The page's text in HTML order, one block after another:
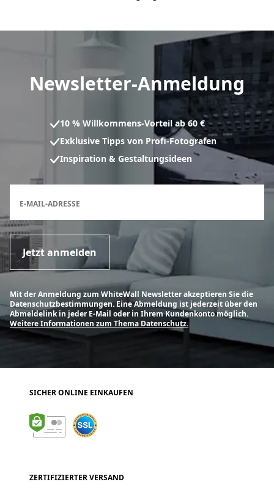
Newsletter-Anmeldung
10 % Willkommens-Vorteil ab 60 €
Exklusive Tipps von Profi-Fotografen
Inspiration & Gestaltungsideen
E-MAIL-ADRESSE
Jetzt anmelden
Mit der Anmeldung zum WhiteWall Newsletter akzeptieren Sie die
Datenschutzbestimmungen. Eine Abmeldung ist jederzeit über den
Abmeldelink in jeder E-Mail oder in Ihrem Kundenkonto möglich.
Weitere Informationen zum Thema Datenschutz.
SICHER ONLINE EINKAUFEN
ZERTIFIZIERTER VERSAND